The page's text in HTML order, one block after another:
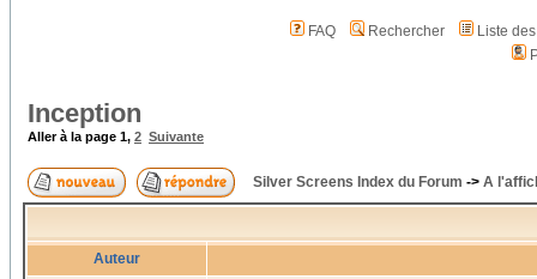
FAQ Rechercher
Liste
Inception
Aller à la page 1, 2 Suivante
Silver Screens Index du Forum -> A
Auteur